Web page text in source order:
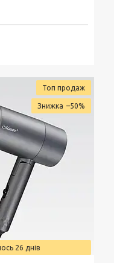
Топ продаж
–50%
26 днів